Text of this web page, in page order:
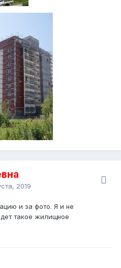
2019
и за фото. Я и не
такое жилищное